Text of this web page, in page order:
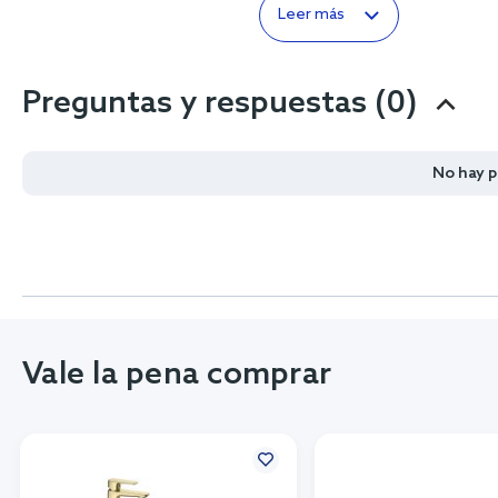
Leer más
Preguntas y respuestas (0)
No hay
Vale la pena comprar